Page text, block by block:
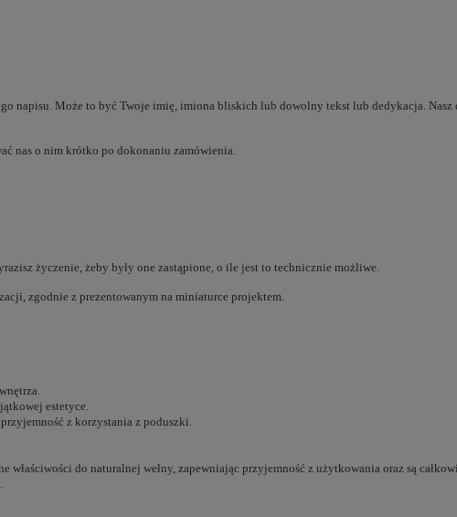
napisu. Może to być Twoje imię, imiona bliskich lub dowolny tekst lub dedykacja. Nasz
nas o nim krótko po dokonaniu zamówienia.
życzenie, żeby były one zastąpione, o ile jest to technicznie możliwe.
zgodnie z prezentowanym na miniaturce projektem.
estetyce.
z korzystania z poduszki.
do naturalnej wełny, zapewniając przyjemność z użytkowania oraz są